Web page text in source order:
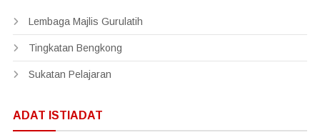
Lembaga Majlis Gurulatih
Tingkatan Bengkong
Sukatan Pelajaran
ADAT ISTIADAT